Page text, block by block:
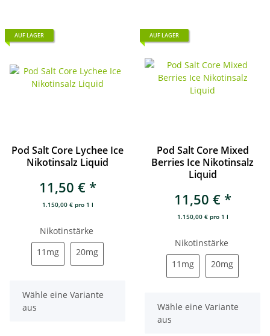
AUF LAGER
Pod Salt Core Lychee Ice
Nikotinsalz Liquid
11,50 € *
1.150,00 € pro 1 l
Nikotinstärke
11mg11mg20mg20mg
x
Wähle eine Variante
aus
AUF LAGER
Pod Salt Core Mixed
Berries Ice Nikotinsalz
Liquid
11,50 € *
1.150,00 € pro 1 l
Nikotinstärke
11mg11mg20mg20mg
x
Wähle eine Variante
aus